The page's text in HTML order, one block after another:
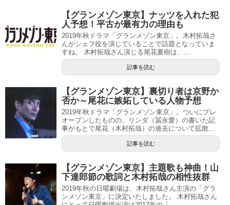
【グランメゾン東京】ナッツを入れた犯
人予想！平古が最有力の理由も
2019年秋ドラマ「グランメゾン東京」。木村拓哉さ
んがシェフ役を演じていることで話題となっていま
すね。 木村拓哉さん演じる尾花夏樹は、...
記事を読む
【グランメゾン東京】裏切り者は京野か
否か～尾花に嫉妬している人物予想
2019年秋ドラマ「グランメゾン東京」。ついにプレ
オープンしたものの、リンダ（冨永愛）の書いた記
事がもとで尾花（木村拓哉）の過去について拡散...
記事を読む
【グランメゾン東京】主題歌も神曲！山
下達郎節の歌詞と木村拓哉の相性抜群
2019年秋の日曜劇場は、木村拓哉さん主演の「グラ
ンメゾン東京」に決定いたしました。 木村拓哉さん